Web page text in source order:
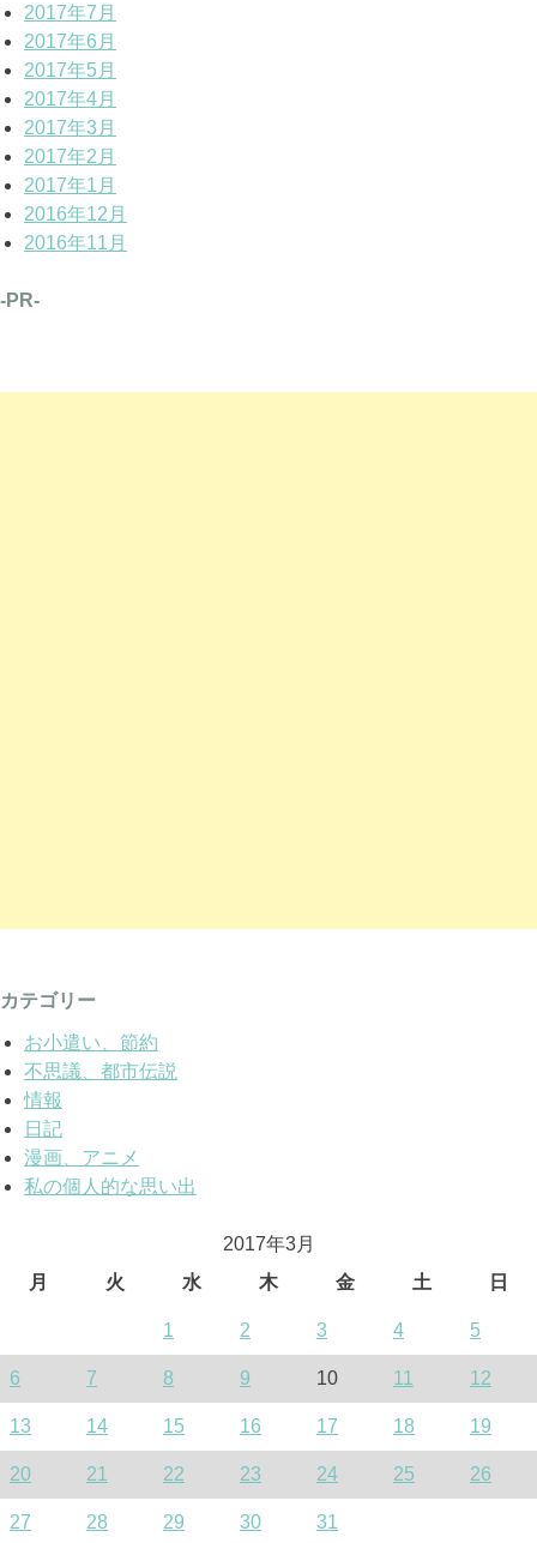
2017年7月
2017年6月
2017年5月
2017年4月
2017年3月
2017年2月
2017年1月
2016年12月
2016年11月
-PR-
カテゴリー
お小遣い、節約
不思議、都市伝説
情報
日記
漫画、アニメ
私の個人的な思い出
2017年3月
月
火 水 木 金 土 日
1 2 3 4 5
6 7 8 9 10 11 12
13 14 15 16 17 18 19
20 21 22 23 24 25 26
27 28 29 30 31